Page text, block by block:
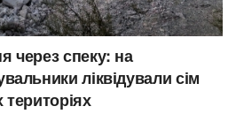
через спеку: на
ліквідували сім